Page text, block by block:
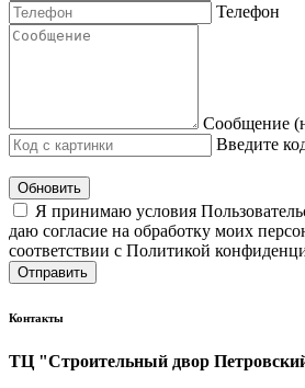
Телефон
Сообщение
Введите
Обновить
Я принимаю условия
даю согласие на обработку моих
соответствии с Политикой
Отправить
Контакты
ТЦ "Строительный двор